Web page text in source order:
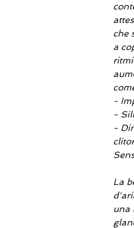
che
a
-
-
-
La
una